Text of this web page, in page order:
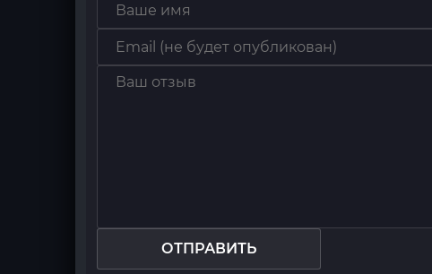
ОТПРАВИТЬ